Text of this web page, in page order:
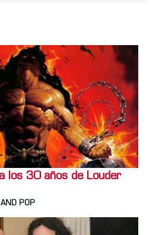
los 30 años de Louder
AND POP